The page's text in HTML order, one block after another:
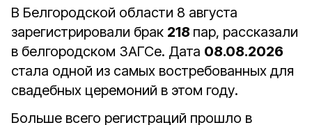
В Белгородской области 8 августа
зарегистрировали брак 218 пар, рассказали
в белгородском ЗАГСе. Дата 08.08.2026
стала одной из самых востребованных для
свадебных церемоний в этом году.
Больше всего регистраций прошло в